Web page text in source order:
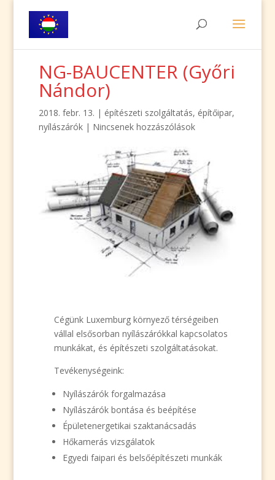
NG-BAUCENTER (Győri
Nándor)
2018. febr. 13. | építészeti szolgáltatás, építőipar,
nyílászárók| Nincsenek hozzászólások
Cégünk Luxemburg környező térségeiben
vállal elsősorban nyílászárókkal kapcsolatos
munkákat, és építészeti szolgáltatásokat.
Tevékenységeink:
Nyílászárók forgalmazása
Nyílászárók bontása és beépítése
Épületenergetikai szaktanácsadás
Hőkamerás vizsgálatok
Egyedi faipari és belsőépítészeti munkák